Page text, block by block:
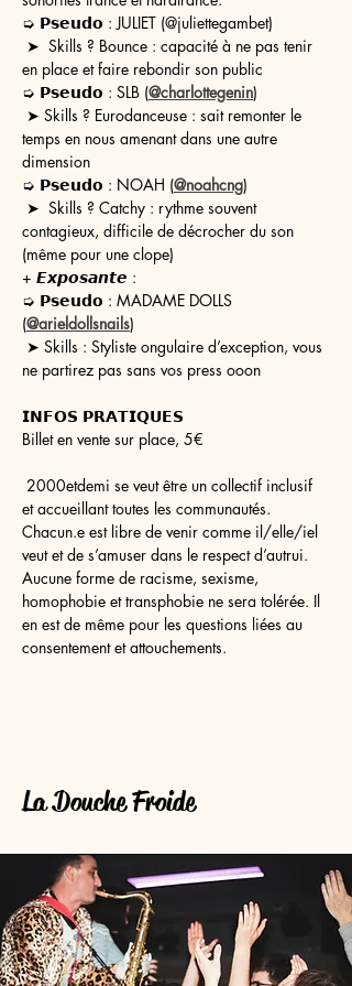
➭ 𝗣𝘀𝗲𝘂𝗱𝗼 : JULIET (@juliettegambet)
➤  Skills ? Bounce : capacité à ne pas tenir
en place et faire rebondir son public
➭ 𝗣𝘀𝗲𝘂𝗱𝗼 : SLB (@charlottegenin)
➤ Skills ? Eurodanceuse : sait remonter le
temps en nous amenant dans une autre
dimension
➭ 𝗣𝘀𝗲𝘂𝗱𝗼 : NOAH (@noahcng)
➤  Skills ? Catchy : rythme souvent
contagieux, difficile de décrocher du son
(même pour une clope)
+ 𝙀𝙭𝙥𝙤𝙨𝙖𝙣𝙩𝙚 :
➭ 𝗣𝘀𝗲𝘂𝗱𝗼 : MADAME DOLLS
(@arieldollsnails)
➤ Skills : Styliste ongulaire d’exception, vous
ne partirez pas sans vos press ooon
𝗜𝗡𝗙𝗢𝗦 𝗣𝗥𝗔𝗧𝗜𝗤𝗨𝗘𝗦
Billet en vente sur place, 5€
2000etdemi se veut être un collectif inclusif
et accueillant toutes les communautés.
Chacun.e est libre de venir comme il/elle/iel
veut et de s’amuser dans le respect d’autrui.
Aucune forme de racisme, sexisme,
homophobie et transphobie ne sera tolérée. Il
en est de même pour les questions liées au
consentement et attouchements.
La Douche Froide